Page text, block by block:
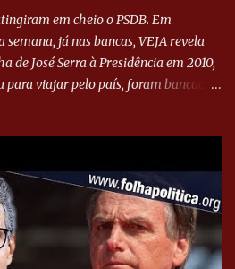
em cheio o PSDB. Em
já nas bancas, VEJA revela
de José Serra à Presidência em 2010,
para viajar pelo país, foram bancadas
(Valter Campanato/Agência Brasil) O
três fontes confirmaram à
que aparece em planilhas da
de São Paulo, Geraldo
no entanto, disse ter negociado